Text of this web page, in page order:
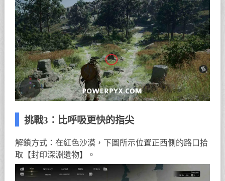
挑戰3：比呼吸更快的指尖
解鎖方式：在紅色沙漠，下圖所示位置正西側的路口拾
取【封印深淵遺物】。